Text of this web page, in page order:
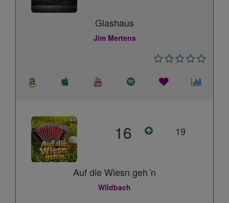
Glashaus
Jim Mertens
16 19
Auf die Wiesn geh´n
Wildbach